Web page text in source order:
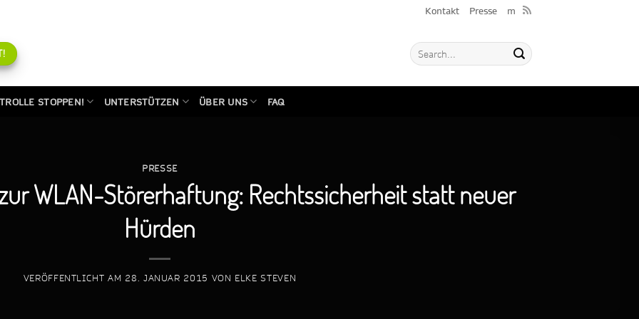
Kontakt Presse m
STOPPEN! UNTERSTÜTZEN ÜBER UNS FAQ
PRESSE
WLAN-Störerhaftung: Rechtssicherheit statt neuer
Hürden
VERÖFFENTLICHT AM 28. JANUAR 2015 VON ELKE STEVEN